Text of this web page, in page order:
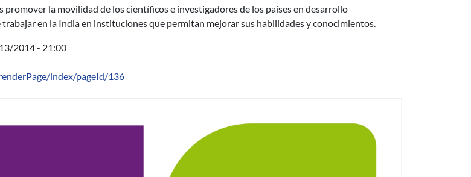
promover la movilidad de los científicos e investigadores de los países en desarrollo
en la India en instituciones que permitan mejorar sus habilidades y conocimientos.
2014 - 21:00
index/pageId/136